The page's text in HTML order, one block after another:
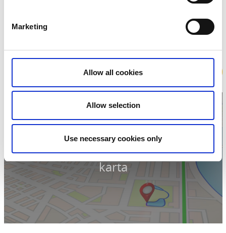
Marketing
Allow all cookies
Allow selection
Use necessary cookies only
Telefon:00702275748
info@mosslanda.se
Boka
Klicka för att visa
karta